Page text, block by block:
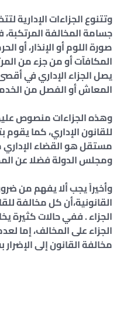
وتتنوع الجزاءات
جسامة المخالفة المرتكبة،
صورة اللوم أو الإنذار، أو
المكافآت أو من جزء من
يصل الجزاء الإداري في
المعاش أو الفصل من
وهذه الجزاءات منصوص
للقانون الإداري، كما
مستقل هو القضاء الإداري
ومجلس الدولة فضلا عن
وأخيراً يجب ألا يفهم من
القانونية،أن كل مخالفة
الجزاء . ففي حالات كثيرة
الجزاء على المخالف، إما
مخالفة القانون إلى